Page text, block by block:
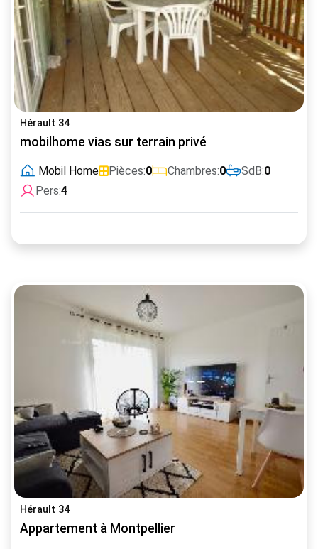
Hérault 34
mobilhome vias sur terrain privé
Mobil Home Pièces:0 Chambres:0 SdB:0
Pers:4
Hérault 34
Appartement à Montpellier